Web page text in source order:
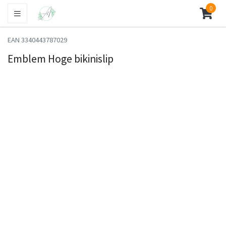
0
EAN 3340443787029
Emblem Hoge bikinislip